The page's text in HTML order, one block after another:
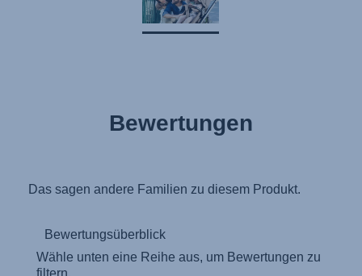
Käyttöohjeet (Suomi)
Naudojimo instrukcija (Lietuvių kalba)
Instrucţiuni de utilizare (Limba română)
Navodila za uporabo (Slovenščina)
Bruksanvisning (Svenska)
Bewertungen